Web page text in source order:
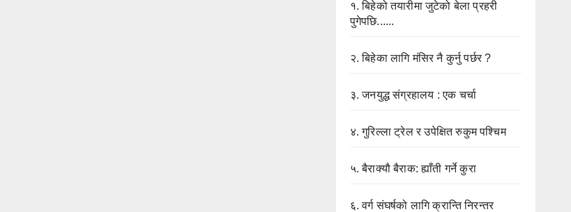
१.बिहेको तयारीमा जुटेको बेला प्रहरी
पुगेपछि......
२.बिहेका लागि मंसिर नै कुर्नु पर्छर ?
३.जनयुद्ध संग्रहालय : एक चर्चा
४.गुरिल्ला ट्रेल र उपेक्षित रुकुम पश्चिम
५.बैराक्यौ बैराक: ह्याँती गर्ने कुरा
६.वर्ग संघर्षको लागि क्रान्ति निरन्तर